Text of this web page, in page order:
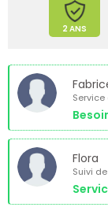
2 ANS
Flora
Suivi